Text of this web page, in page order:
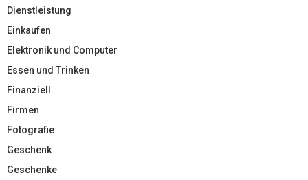
Dienstleistung
Einkaufen
Elektronik und Computer
Essen und Trinken
Finanziell
Firmen
Fotografie
Geschenk
Geschenke